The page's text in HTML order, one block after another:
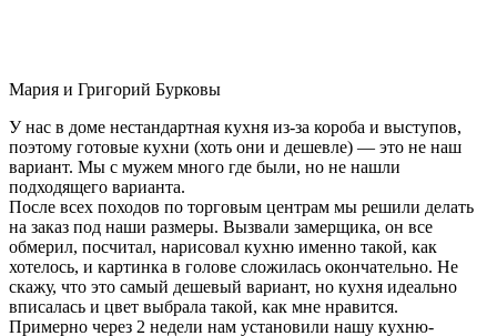
Мария и Григорий Бурковы
У нас в доме нестандартная кухня из-за короба и выступов,
поэтому готовые кухни (хоть они и дешевле) — это не наш
вариант. Мы с мужем много где были, но не нашли
подходящего варианта.
После всех походов по торговым центрам мы решили делать
на заказ под наши размеры. Вызвали замерщика, он все
обмерил, посчитал, нарисовал кухню именно такой, как
хотелось, и картинка в голове сложилась окончательно. Не
скажу, что это самый дешевый вариант, но кухня идеально
вписалась и цвет выбрала такой, как мне нравится.
Примерно через 2 недели нам установили нашу кухню-